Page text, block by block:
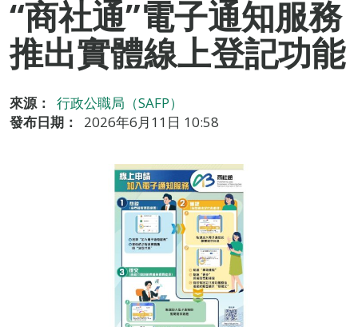
“商社通”電子通知服務
推出實體線上登記功能
來源：
行政公職局（SAFP）
發布日期：
2026年6月11日 10:58